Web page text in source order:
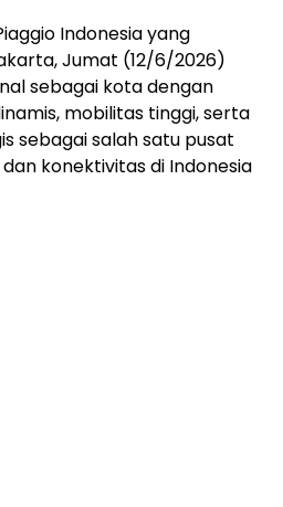
Indonesia yang
Jumat (12/6/2026)
sebagai kota dengan
mobilitas tinggi, serta
sebagai salah satu pusat
konektivitas di Indonesia